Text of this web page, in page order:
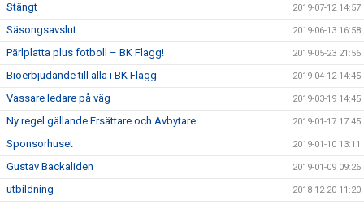
Stängt 2019-07-12 14:57
Säsongsavslut 2019-06-13 16:58
Pärlplatta plus fotboll – BK Flagg! 2019-05-23 21:56
Bioerbjudande till alla i BK Flagg 2019-04-12 14:45
Vassare ledare på väg 2019-03-19 14:45
Ny regel gällande Ersättare och Avbytare 2019-01-17 17:45
Sponsorhuset 2019-01-10 13:11
Gustav Backaliden 2019-01-09 09:26
utbildning 2018-12-20 11:20